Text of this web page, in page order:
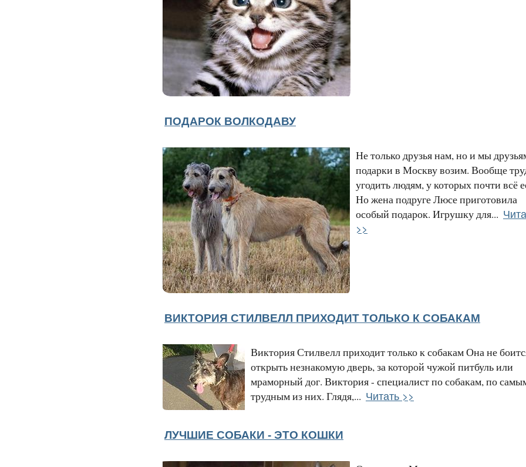
ПОДАРОК ВОЛКОДАВУ
Не только друзья нам, но и мы
подарки в Москву возим. Вообще
угодить людям, у которых почти всё
Но жена подруге Люсе приготовила
особый подарок. Игрушку для...
>>
ВИКТОРИЯ СТИЛВЕЛЛ ПРИХОДИТ ТОЛЬКО К СОБАКАМ
Виктория Стилвелл приходит только к собакам Она не
открыть незнакомую дверь, за которой чужой питбуль или
мраморный дог. Виктория - специалист по собакам, по
трудным из них. Глядя,... Читать >>
ЛУЧШИЕ СОБАКИ - ЭТО КОШКИ